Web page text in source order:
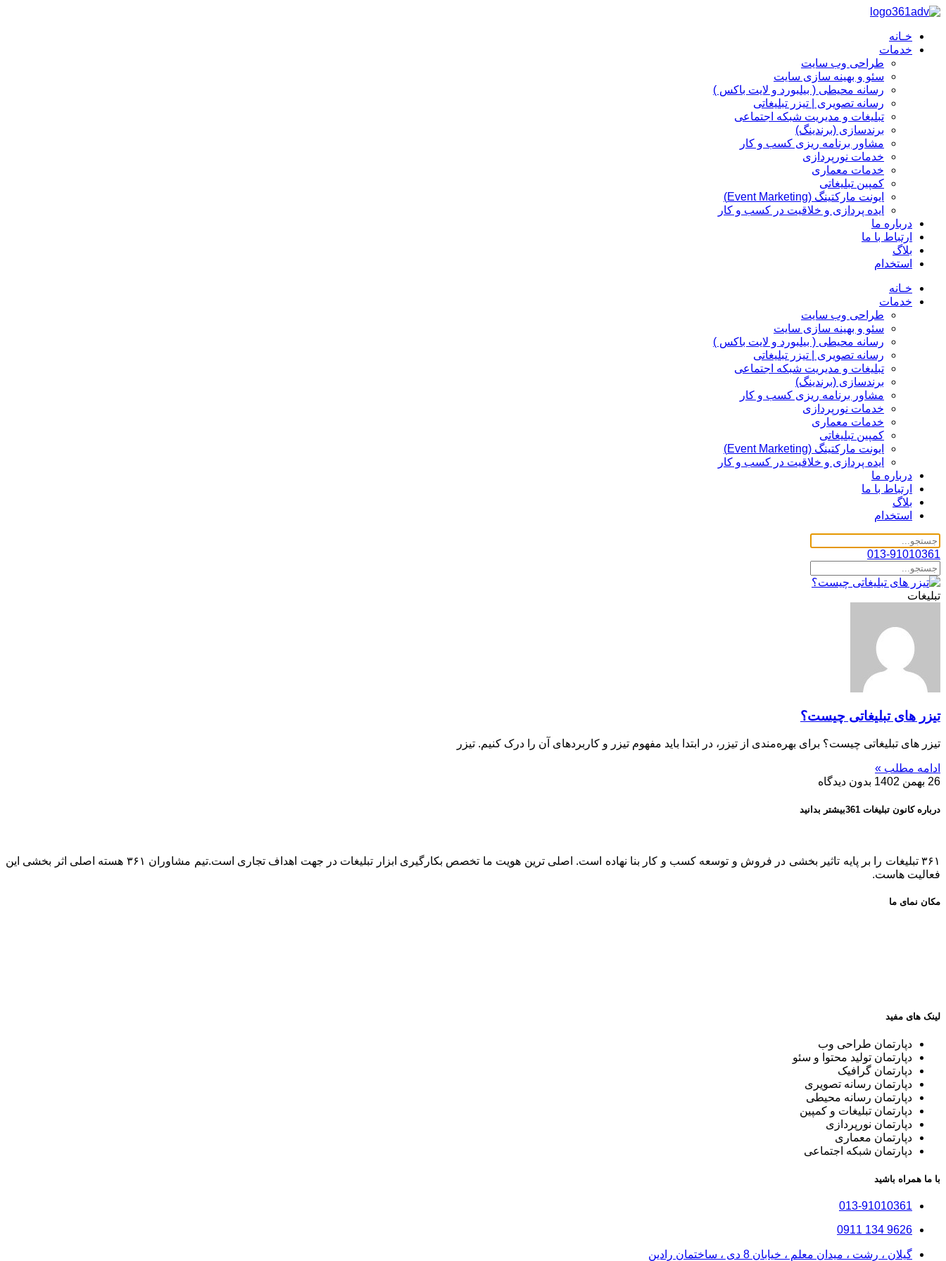
پرش
محتوا
خـانه
خدمات
طراحی وب سایت
سئو و بهینه سازی سایت
رسانه محیطی ( بیلبورد و لایت باکس )
رسانه تصویری | تیزر تبلیغاتی
تبلیغات و مدیریت شبکه اجتماعی
برندسازی (برندینگ)‌
مشاور برنامه ریزی کسب و کار
خدمات نورپردازی
خدمات معماری
کمپین تبلیغاتی
ایونت مارکتینگ (Event Marketing)
ایده پردازی و خلاقیت در کسب و کار
درباره ما
ارتباط با ما
بلاگ
استخدام
خـانه
خدمات
طراحی وب سایت
سئو و بهینه سازی سایت
رسانه محیطی ( بیلبورد و لایت باکس )
رسانه تصویری | تیزر تبلیغاتی
تبلیغات و مدیریت شبکه اجتماعی
برندسازی (برندینگ)‌
مشاور برنامه ریزی کسب و کار
خدمات نورپردازی
خدمات معماری
کمپین تبلیغاتی
ایونت مارکتینگ (Event Marketing)
ایده پردازی و خلاقیت در کسب و کار
درباره ما
ارتباط با ما
بلاگ
استخدام
013-91010361
تبلیغات
تیزر های تبلیغاتی چیست؟
تیزر های تبلیغاتی چیست؟ برای بهره‌مندی از تیزر، در ابتدا باید مفهوم تیزر و کاربردهای آن را درک کنیم. تیزر
ادامه مطلب »
26 بهمن 1402
بدون دیدگاه
درباره کانون تبلیغات 361بیشتر بدانید
۳۶۱ تبلیغات را بر پایه تاثیر بخشی در فروش و توسعه کسب و کار بنا نهاده است. اصلی ترین هویت ما تخصص بکارگیری ابزار تبلیغات در جهت اهداف تجاری است.تیم مشاوران ۳۶۱ هسته اصلی اثر بخشی این
فعالیت هاست.
مکان نمای ما
لینک های مفید
دپارتمان طراحی وب
دپارتمان تولید محتوا و سئو
دپارتمان گرافیک
دپارتمان رسانه تصویری
دپارتمان رسانه محیطی
دپارتمان تبلیغات و کمپین
دپارتمان نورپردازی
دپارتمان معماری
دپارتمان شبکه اجتماعی
با ما همراه باشید
013-91010361
9626 134 0911
گیلان ، رشت ، میدان معلم ، خیابان 8 دی ، ساختمان رادین